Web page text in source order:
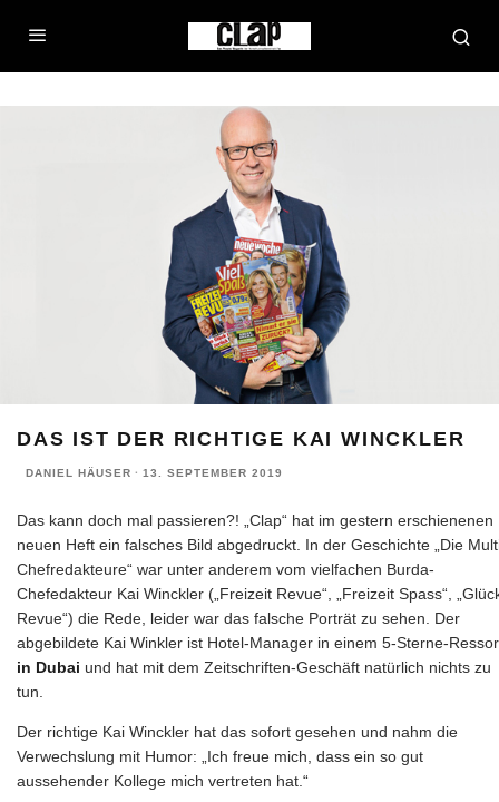
DAS IST DER RICHTIGE KAI WINCKLER
DANIEL HÄUSER · 13. SEPTEMBER 2019
Das kann doch mal passieren?! „Clap“ hat im gestern erschienenen
neuen Heft ein falsches Bild abgedruckt. In der Geschichte „Die
Chefredakteure“ war unter anderem vom vielfachen Burda-
Chefedakteur Kai Winckler („Freizeit Revue“, „Freizeit Spass“,
Revue“) die Rede, leider war das falsche Porträt zu sehen. Der
abgebildete Kai Winkler ist Hotel-Manager in einem 5-Sterne-
in Dubai und hat mit dem Zeitschriften-Geschäft natürlich nichts zu
tun.
Der richtige Kai Winckler hat das sofort gesehen und nahm die
Verwechslung mit Humor: „Ich freue mich, dass ein so gut
aussehender Kollege mich vertreten hat.“